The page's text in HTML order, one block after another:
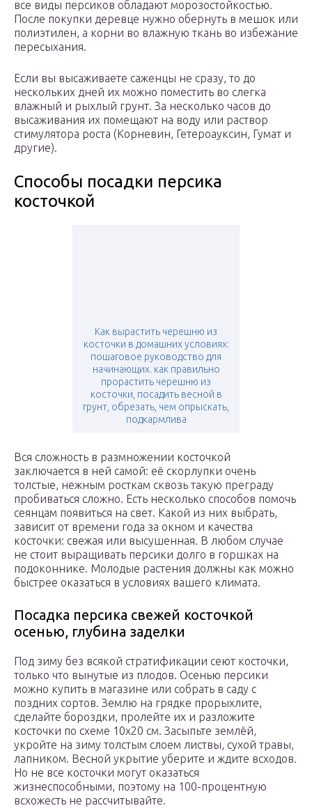
все виды персиков обладают морозостойкостью.
После покупки деревце нужно обернуть в мешок или
полиэтилен, а корни во влажную ткань во избежание
пересыхания.
Если вы высаживаете саженцы не сразу, то до
нескольких дней их можно поместить во слегка
влажный и рыхлый грунт. За несколько часов до
высаживания их помещают на воду или раствор
стимулятора роста (Корневин, Гетероауксин, Гумат и
другие).
Способы посадки персика
косточкой
Как вырастить черешню из
косточки в домашних условиях:
пошаговое руководство для
начинающих. как правильно
прорастить черешню из
косточки, посадить весной в
грунт, обрезать, чем опрыскать,
подкармлива
Вся сложность в размножении косточкой
заключается в ней самой: её скорлупки очень
толстые, нежным росткам сквозь такую преграду
пробиваться сложно. Есть несколько способов помочь
сеянцам появиться на свет. Какой из них выбрать,
зависит от времени года за окном и качества
косточки: свежая или высушенная. В любом случае
не стоит выращивать персики долго в горшках на
подоконнике. Молодые растения должны как можно
быстрее оказаться в условиях вашего климата.
Посадка персика свежей косточкой
осенью, глубина заделки
Под зиму без всякой стратификации сеют косточки,
только что вынутые из плодов. Осенью персики
можно купить в магазине или собрать в саду с
поздних сортов. Землю на грядке прорыхлите,
сделайте бороздки, пролейте их и разложите
косточки по схеме 10х20 см. Засыпьте землёй,
укройте на зиму толстым слоем листвы, сухой травы,
лапником. Весной укрытие уберите и ждите всходов.
Но не все косточки могут оказаться
жизнеспособными, поэтому на 100-процентную
всхожесть не рассчитывайте.